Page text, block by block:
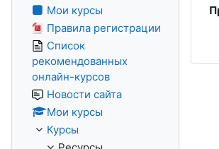
Мои курсы
Правила регистрации
Список
рекомендованных
онлайн-курсов
Новости сайта
Мои курсы
Курсы